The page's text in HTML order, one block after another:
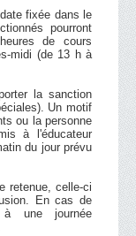
fixée dans le
pourront
de cours
midi (de 13 h à
la sanction
Un motif
ou la personne
à l'éducateur
du jour prévu
retenue, celle-ci
En cas de
à une journée